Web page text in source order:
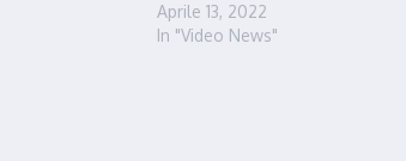
Aprile 13, 2022
In "Video News"